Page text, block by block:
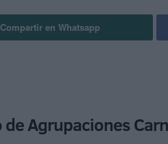
Compartir en Whatsapp
Agrupaciones